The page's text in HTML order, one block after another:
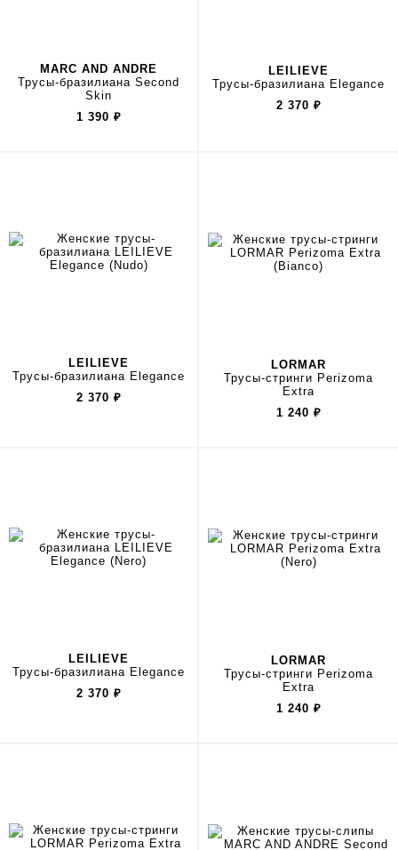
MARC AND ANDRE
Трусы-бразилиана Second
Skin
1 390 ₽
LEILIEVE
Трусы-бразилиана Elegance
2 370 ₽
LEILIEVE
Трусы-бразилиана Elegance
2 370 ₽
LORMAR
Трусы-стринги Perizoma
Extra
1 240 ₽
LEILIEVE
Трусы-бразилиана Elegance
2 370 ₽
LORMAR
Трусы-стринги Perizoma
Extra
1 240 ₽